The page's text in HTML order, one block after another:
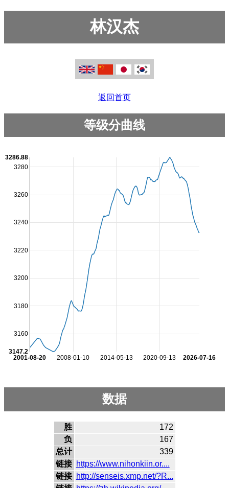
林汉杰
返回首页
等级分曲线
2008-01-10 2014-05-13 2020-09-13
2001-08-20 2026-07-16
3160
3180
3200
3220
3240
3260
3280
3147.2
3286.88
数据
胜
172
负
167
总计
339
链接 https://www.nihonkiin.or....
链接 http://senseis.xmp.net/?R...